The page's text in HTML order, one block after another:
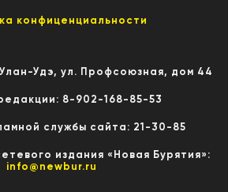
конфиценциальности
Удэ, ул. Профсоюзная, дом 44
8-902-168-85-53
службы сайта: 21-30-85
издания «Новая Бурятия»:
info@newbur.ru